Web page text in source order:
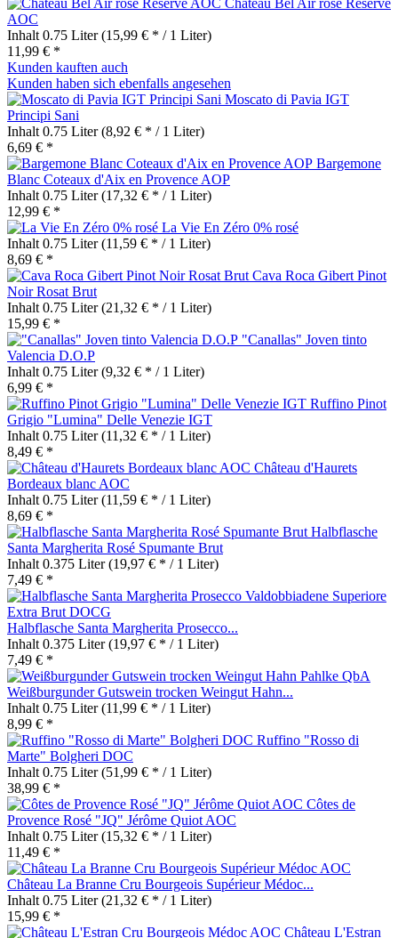
AOC
Inhalt 0.75 Liter(15,99 € * / 1 Liter)
11,99 € *
Kunden kauften auch
Kunden haben sich ebenfalls angesehen
Moscato di Pavia IGT
Principi Sani
Inhalt 0.75 Liter(8,92 € * / 1 Liter)
6,69 € *
Bargemone
Blanc Coteaux d'Aix en Provence AOP
Inhalt 0.75 Liter(17,32 € * / 1 Liter)
12,99 € *
La Vie En Zéro 0% rosé
Inhalt 0.75 Liter(11,59 € * / 1 Liter)
8,69 € *
Cava Roca Gibert Pinot
Noir Rosat Brut
Inhalt 0.75 Liter(21,32 € * / 1 Liter)
15,99 € *
"Canallas" Joven tinto
Valencia D.O.P
Inhalt 0.75 Liter(9,32 € * / 1 Liter)
6,99 € *
Ruffino Pinot
Grigio "Lumina" Delle Venezie IGT
Inhalt 0.75 Liter(11,32 € * / 1 Liter)
8,49 € *
Château d'Haurets
Bordeaux blanc AOC
Inhalt 0.75 Liter(11,59 € * / 1 Liter)
8,69 € *
Halbflasche
Santa Margherita Rosé Spumante Brut
Inhalt 0.375 Liter(19,97 € * / 1 Liter)
7,49 € *
Halbflasche Santa Margherita Prosecco...
Inhalt 0.375 Liter(19,97 € * / 1 Liter)
7,49 € *
Weißburgunder Gutswein trocken Weingut Hahn...
Inhalt 0.75 Liter(11,99 € * / 1 Liter)
8,99 € *
Ruffino "Rosso di
Marte" Bolgheri DOC
Inhalt 0.75 Liter(51,99 € * / 1 Liter)
38,99 € *
Côtes de
Provence Rosé "JQ" Jérôme Quiot AOC
Inhalt 0.75 Liter(15,32 € * / 1 Liter)
11,49 € *
Château La Branne Cru Bourgeois Supérieur Médoc...
Inhalt 0.75 Liter(21,32 € * / 1 Liter)
15,99 € *
Château L'Estran